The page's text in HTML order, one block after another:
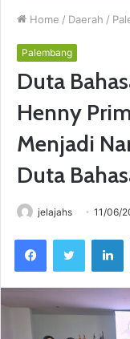
Home / Daerah /
Palembang
Duta
Henny
Menjadi
Duta
jelajahs 11/06/